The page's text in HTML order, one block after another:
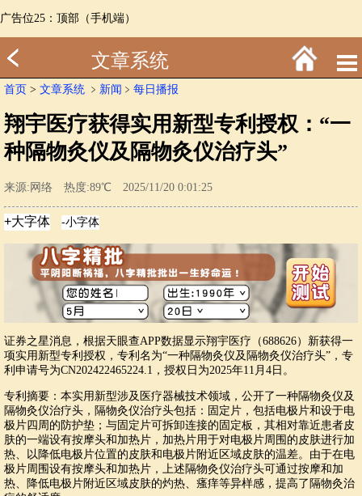
广告位25：顶部（手机端）
文章系统
首页 > 文章系统 ﹥ 新闻 ﹥ 每日播报
翔宇医疗获得实用新型专利授权：“一
种隔物灸仪及隔物灸仪治疗头”
来源:网络 热度:89℃ 2025/11/20 0:01:25
证券之星消息，根据天眼查APP数据显示翔宇医疗（688626）新获得一
项实用新型专利授权，专利名为“一种隔物灸仪及隔物灸仪治疗头”，专
利申请号为CN202422465224.1，授权日为2025年11月4日。
专利摘要：本实用新型涉及医疗器械技术领域，公开了一种隔物灸仪及
隔物灸仪治疗头，隔物灸仪治疗头包括：固定片，包括电极片和设于电
极片四周的防护垫；与固定片可拆卸连接的固定板，其相对靠近患者皮
肤的一端设有按摩头和加热片，加热片用于对电极片周围的皮肤进行加
热、以降低电极片位置的皮肤和电极片附近区域皮肤的温差。由于在电
极片周围设有按摩头和加热片，上述隔物灸仪治疗头可通过按摩和加
热、降低电极片附近区域皮肤的灼热、瘙痒等异样感，提高了隔物灸治